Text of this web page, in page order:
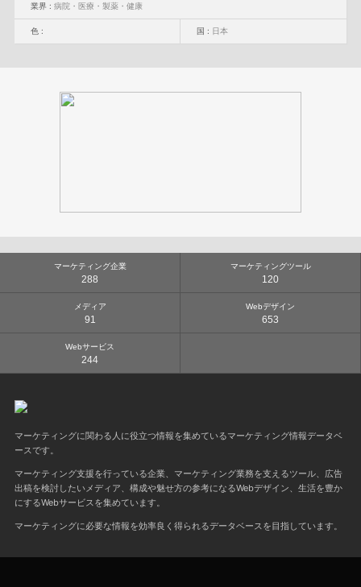
業界 : 病院・医療・製薬・健康
色 : 国 : 日本
マーケティング企業
288
マーケティングツール
120
メディア
91
Webデザイン
653
Webサービス
244
マーケティングに関わる人に役立つ情報を集めているマーケティング情報データベ
ースです。
マーケティング支援を行っている企業、マーケティング業務を支えるツール、広告
出稿を検討したいメディア、構成や魅せ方の参考になるWebデザイン、生活を豊か
にするWebサービスを集めています。
マーケティングに必要な情報を効率良く得られるデータベースを目指しています。